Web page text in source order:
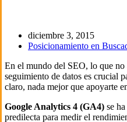
diciembre 3, 2015
Posicionamiento en
En el mundo del SEO, lo que no
seguimiento de datos es crucial
claro, nada mejor que apoyarte
Google Analytics 4 (GA4) se
predilecta para medir el